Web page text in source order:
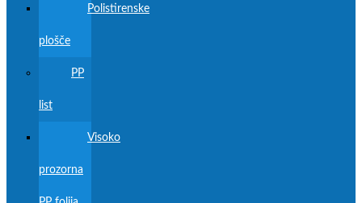
Polistirenske
plošče
PP
list
Visoko
prozorna